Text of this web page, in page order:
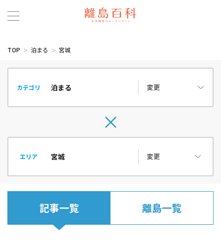
TOP 泊まる 宮城
カテゴリ 変更
エリア 変更
記事一覧 離島一覧